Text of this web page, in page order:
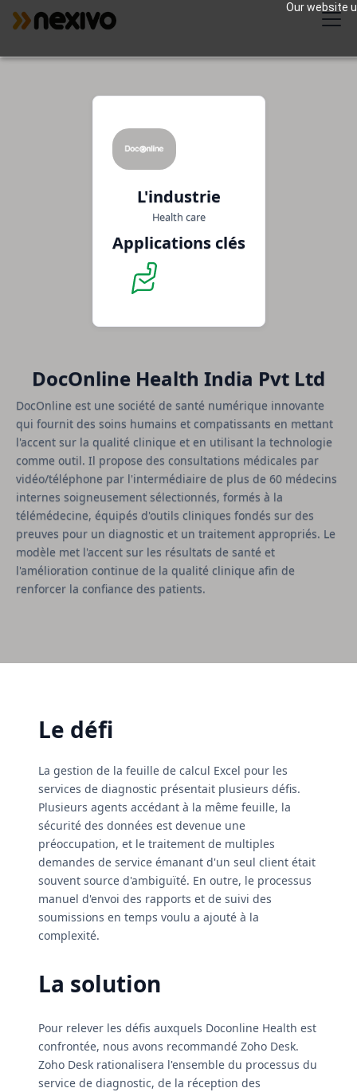
Our website
L'industrie
Health care
Applications clés
DocOnline Health India Pvt Ltd
DocOnline est une société de santé numérique innovante
qui fournit des soins humains et compatissants en mettant
l'accent sur la qualité clinique et en utilisant la technologie
comme outil. Il propose des consultations médicales par
vidéo/téléphone par l'intermédiaire de plus de 60 médecins
internes soigneusement sélectionnés, formés à la
télémédecine, équipés d'outils cliniques fondés sur des
preuves pour un diagnostic et un traitement appropriés. Le
modèle met l'accent sur les résultats de santé et
l'amélioration continue de la qualité clinique afin de
renforcer la confiance des patients.
Le défi
La gestion de la feuille de calcul Excel pour les
services de diagnostic présentait plusieurs défis.
Plusieurs agents accédant à la même feuille, la
sécurité des données est devenue une
préoccupation, et le traitement de multiples
demandes de service émanant d'un seul client était
souvent source d'ambiguïté. En outre, le processus
manuel d'envoi des rapports et de suivi des
soumissions en temps voulu a ajouté à la
complexité.
La solution
Pour relever les défis auxquels Doconline Health est
confrontée, nous avons recommandé Zoho Desk.
Zoho Desk rationalisera l'ensemble du processus du
service de diagnostic, de la réception des